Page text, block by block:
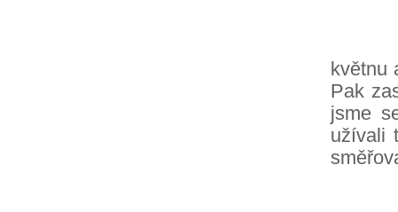
květnu
Pak
jsme
užívali